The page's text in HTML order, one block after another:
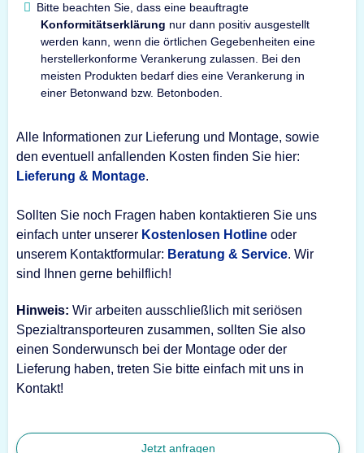
Bitte beachten Sie, dass eine beauftragte
Konformitätserklärung nur dann positiv ausgestellt
werden kann, wenn die örtlichen Gegebenheiten eine
herstellerkonforme Verankerung zulassen. Bei den
meisten Produkten bedarf dies eine Verankerung in
einer Betonwand bzw. Betonboden.
Alle Informationen zur Lieferung und Montage, sowie
den eventuell anfallenden Kosten finden Sie hier:
Lieferung & Montage.
Sollten Sie noch Fragen haben kontaktieren Sie uns
einfach unter unserer Kostenlosen Hotline oder
unserem Kontaktformular: Beratung & Service. Wir
sind Ihnen gerne behilflich!
Hinweis: Wir arbeiten ausschließlich mit seriösen
Spezialtransporteuren zusammen, sollten Sie also
einen Sonderwunsch bei der Montage oder der
Lieferung haben, treten Sie bitte einfach mit uns in
Kontakt!
Jetzt anfragen